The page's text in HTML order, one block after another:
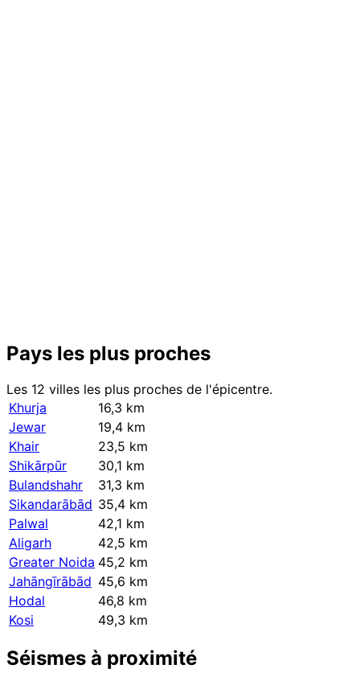
Pays les plus proches
Les 12 villes les plus proches de l'épicentre.
Khurja
16,3 km
Jewar
19,4 km
Khair
23,5 km
Shikārpūr
30,1 km
Bulandshahr
31,3 km
Sikandarābād 35,4 km
Palwal
42,1 km
Aligarh
42,5 km
Greater Noida 45,2 km
Jahāngīrābād 45,6 km
Hodal
46,8 km
Kosi
49,3 km
Séismes à proximité